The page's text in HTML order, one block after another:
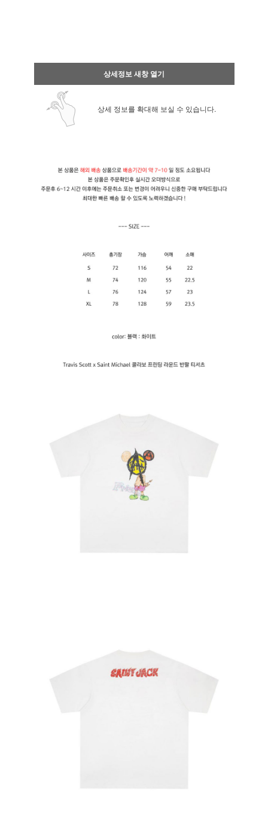
상세정보 새창 열기
상세 정보를 확대해 보실 수 있습니다.